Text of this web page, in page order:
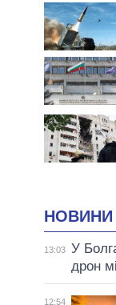
НОВИНИ
13:03 У
дрон
12:54